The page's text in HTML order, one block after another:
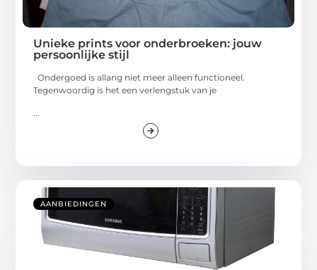
Unieke prints voor onderbroeken: jouw
persoonlijke stijl
Ondergoed is allang niet meer alleen functioneel.
Tegenwoordig is het een verlengstuk van je
AANBIEDINGEN